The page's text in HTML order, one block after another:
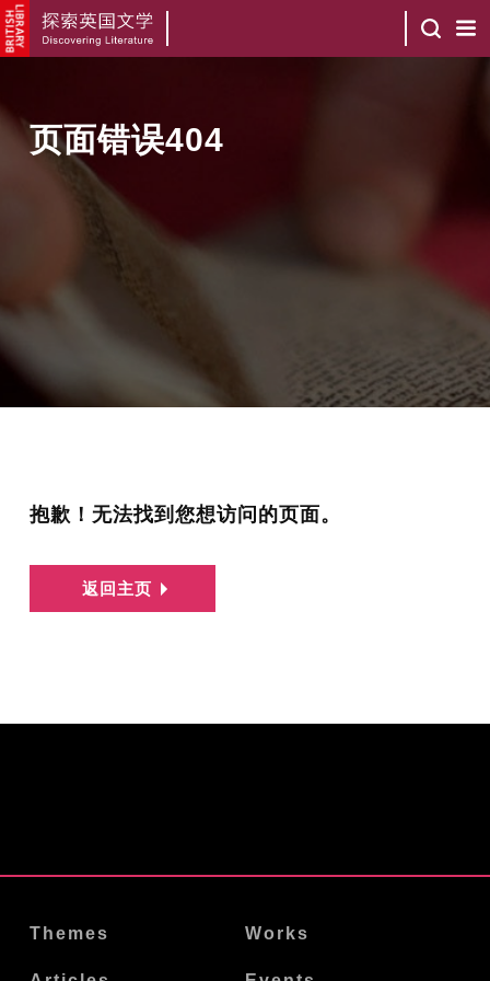
页面错误404
抱歉！无法找到您想访问的页面。
返回主页
Themes Works